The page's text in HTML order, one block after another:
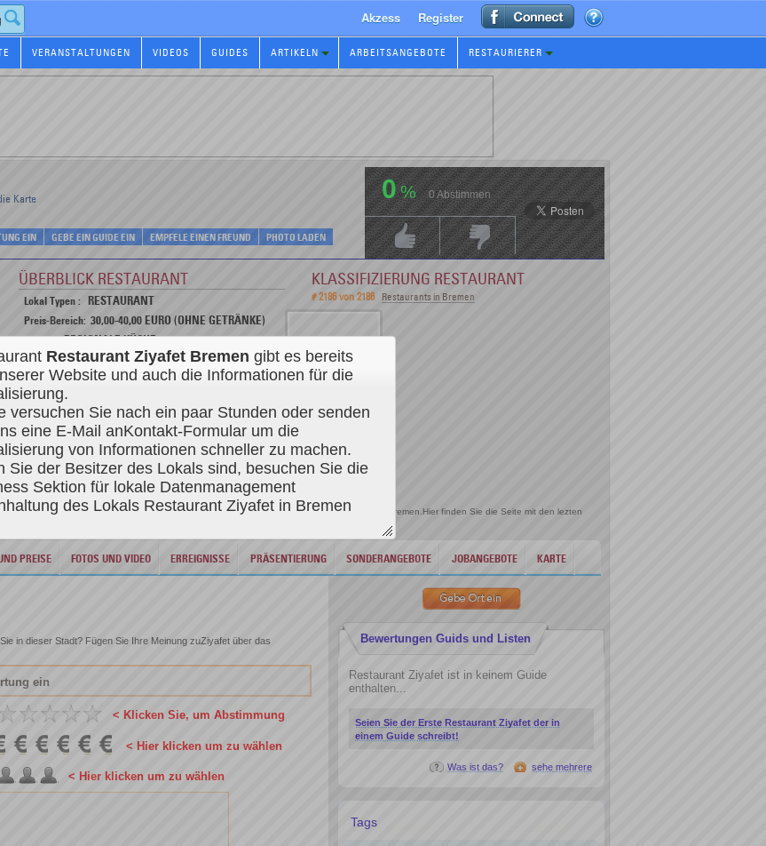
Akzess Register
VERANSTALTUNGEN VIDEOS GUIDES ARTIKELN ARBEITSANGEBOTE RESTAURIERER
Karte
EIN GEBE EIN GUIDE EIN EMPFELE EINEN FREUND PHOTO LADEN
0% 0Abstimmen
Positive BewertungNegative Bewertungen
ÜBERBLICK RESTAURANT
Lokal Typen : RESTAURANT
Preis-Bereich: 30,00-40,00 EURO (OHNE GETRÄNKE)
Küche : REGIONALE KÜCHE
Neugierig :
RESTAURANTS REGIONALEN KÜCHEN IN BREMEN
Verfolge alle Aktivitäten dieses Restaurants :
REGISTRIERE DICH AN RESTAURANT ZIYAFET
KLASSIFIZIERUNG RESTAURANT
# 2186 von 2186 Restaurants in Bremen
- HB, restaurant mit Küche Regionale Küche Adress Den Haager Str. 54, Bremen, 28259 - Bremen.Hier finden Sie die Seite mit den lezten
PREISE FOTOS UND VIDEO ERREIGNISSE PRÄSENTIERUNG SONDERANGEBOTE JOBANGEBOTE KARTE
in dieser Stadt? Fügen Sie Ihre Meinung zuZiyafet über das
< Klicken Sie, um Abstimmung
< Hier klicken um zu wählen
< Hier klicken um zu wählen
Bewertungen Guids und Listen
Restaurant Ziyafet ist in keinem Guide
enthalten...
Seien Sie der Erste Restaurant Ziyafet der in
einem Guide schreibt!
Was ist das? sehe mehrere
Tags
Restaurant Ziyafet Bremen gibt es bereits
Website und auch die Informationen für die
versuchen Sie nach ein paar Stunden oder senden
eine E-Mail anKontakt-Formular um die
von Informationen schneller zu machen.
Sie der Besitzer des Lokals sind, besuchen Sie die
Sektion für lokale Datenmanagement
des Lokals Restaurant Ziyafet in Bremen